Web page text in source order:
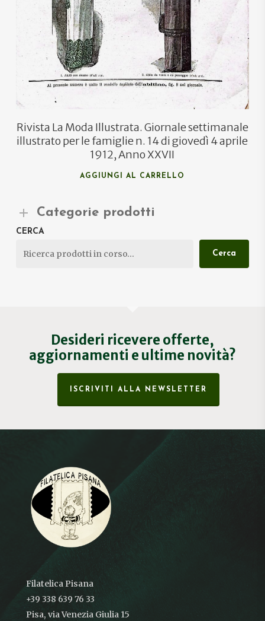
Rivista La Moda Illustrata. Giornale settimanale
illustrato per le famiglie n. 14 di giovedì 4 aprile
1912, Anno XXVII
AGGIUNGI AL CARRELLO
Categorie prodotti
CERCA
Cerca
Desideri ricevere offerte,
aggiornamenti e ultime novità?
ISCRIVITI ALLA NEWSLETTER
Filatelica Pisana
+39 338 639 76 33
Pisa, via Venezia Giulia 15